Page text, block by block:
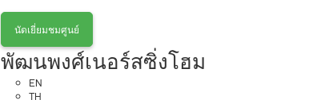
นัดเยี่ยมชมศูนย์
พัฒนพงศ์เนอร์สซิ่งโฮม
EN
TH